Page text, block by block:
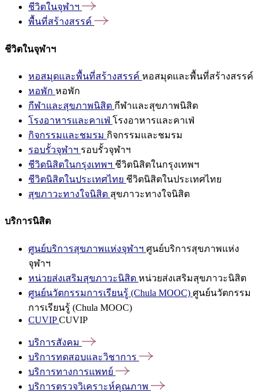
ชีวิตในจุฬาฯ
พื้นที่สร้างสรรค์
ชีวิตในจุฬาฯ
หอสมุดและพื้นที่สร้างสรรค์ หอสมุดและพื้นที่สร้างสรรค์
หอพัก หอพัก
กีฬาและสุขภาพนิสิต กีฬาและสุขภาพนิสิต
โรงอาหารและคาเฟ่ โรงอาหารและคาเฟ่
กิจกรรมและชมรม กิจกรรมและชมรม
รอบรั้วจุฬาฯ รอบรั้วจุฬาฯ
ชีวิตนิสิตในกรุงเทพฯ ชีวิตนิสิตในกรุงเทพฯ
ชีวิตนิสิตในประเทศไทย ชีวิตนิสิตในประเทศไทย
สุขภาวะทางใจนิสิต สุขภาวะทางใจนิสิต
บริการนิสิต
ศูนย์บริการสุขภาพแห่งจุฬาฯ ศูนย์บริการสุขภาพแห่ง
จุฬาฯ
หน่วยส่งเสริมสุขภาวะนิสิต หน่วยส่งเสริมสุขภาวะนิสิต
ศูนย์นวัตกรรมการเรียนรู้ (Chula MOOC) ศูนย์นวัตกรรม
การเรียนรู้ (Chula MOOC)
CUVIPCUVIP
บริการสังคม
บริการทดสอบและวิชาการ
บริการทางการแพทย์
บริการตรวจวิเคราะห์คุณภาพ